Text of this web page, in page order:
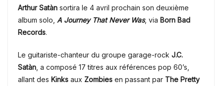
Arthur Satàn sortira le 4 avril prochain son deuxième
album solo, A Journey That Never Was, via Born Bad
Records.
Le guitariste-chanteur du groupe garage-rock J.C.
Satàn , a composé 17 titres aux références pop 60’s,
allant des Kinks aux Zombies en passant par The Pretty